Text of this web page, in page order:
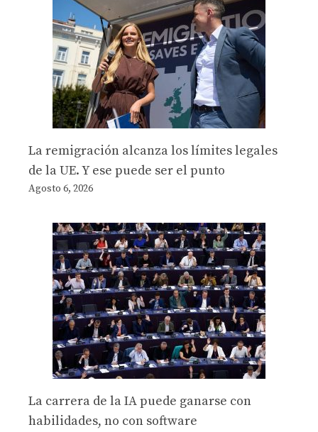
La remigración alcanza los límites legales
de la UE. Y ese puede ser el punto
Agosto 6, 2026
La carrera de la IA puede ganarse con
habilidades, no con software